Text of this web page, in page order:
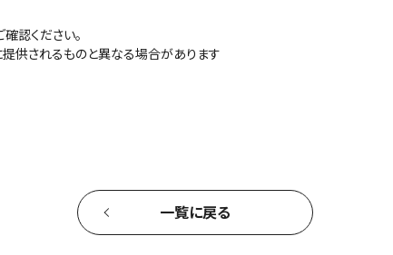
認ください。
供されるものと異なる場合があります
一覧に戻る